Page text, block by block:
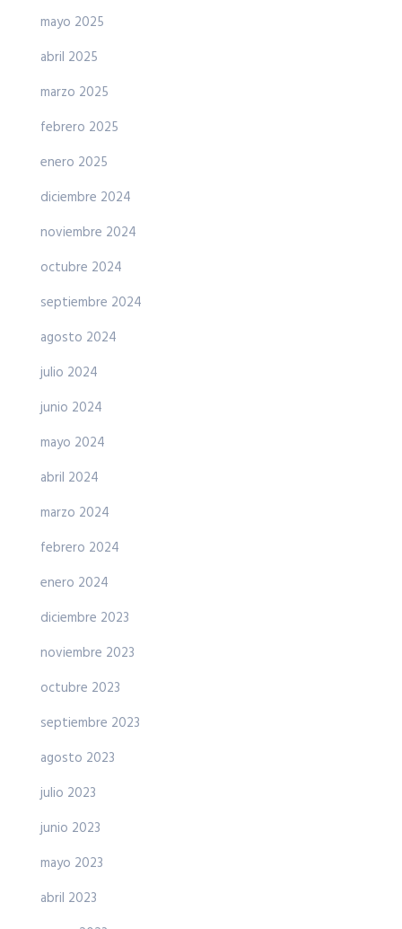
mayo 2025
abril 2025
marzo 2025
febrero 2025
enero 2025
diciembre 2024
noviembre 2024
octubre 2024
septiembre 2024
agosto 2024
julio 2024
junio 2024
mayo 2024
abril 2024
marzo 2024
febrero 2024
enero 2024
diciembre 2023
noviembre 2023
octubre 2023
septiembre 2023
agosto 2023
julio 2023
junio 2023
mayo 2023
abril 2023